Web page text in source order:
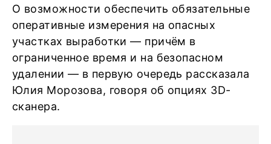
О возможности обеспечить обязательные
оперативные измерения на опасных
участках выработки — причём в
ограниченное время и на безопасном
удалении — в первую очередь рассказала
Юлия Морозова, говоря об опциях 3D-
сканера.